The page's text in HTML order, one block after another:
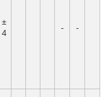
±
4
- -